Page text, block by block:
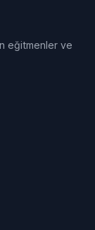
eğitmenler ve